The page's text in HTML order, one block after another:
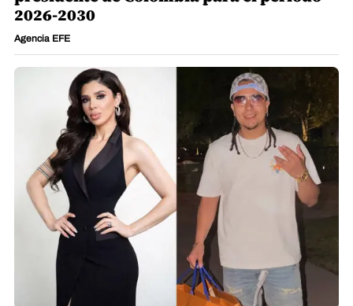
2026-2030
Agencia EFE